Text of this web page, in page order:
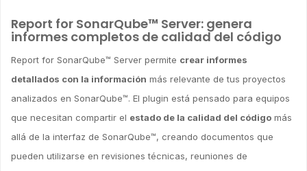
Report for SonarQube™ Server: genera
informes completos de calidad del código
Report for SonarQube™ Server permite crear informes
detallados con la información más relevante de tus proyectos
analizados en SonarQube™. El plugin está pensado para equipos
que necesitan compartir el estado de la calidad del código más
allá de la interfaz de SonarQube™, creando documentos que
pueden utilizarse en revisiones técnicas, reuniones de